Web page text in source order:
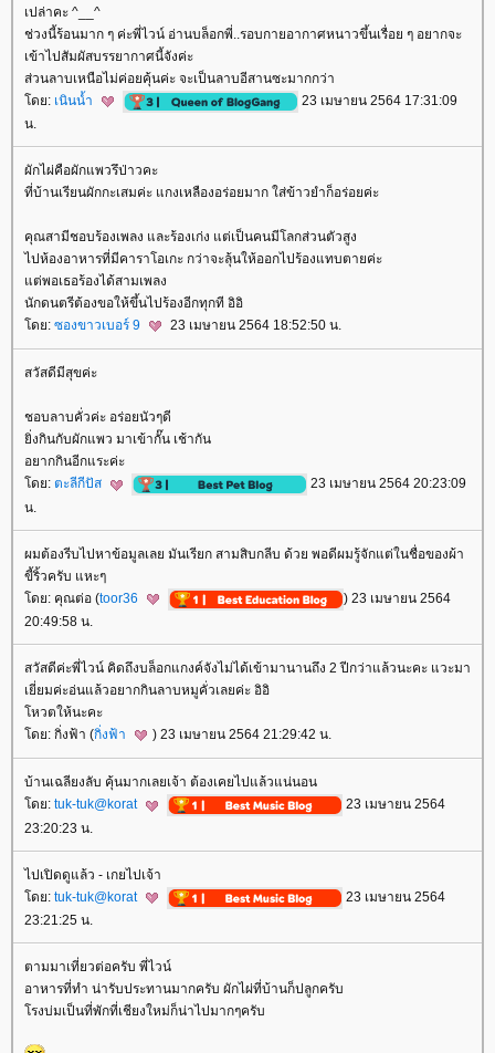
เปล่าคะ ^__^
ช่วงนี้ร้อนมาก ๆ ค่ะพี่ไวน์ อ่านบล็อกพี่..รอบกายอากาศหนาวขึ้นเรื่อย ๆ อยากจะ
เข้าไปสัมผัสบรรยากาศนี้จังค่ะ
ส่วนลาบเหนือไม่ค่อยคุ้นค่ะ จะเป็นลาบอีสานซะมากกว่า
ดย: เนินน้ำ
23 เมษายน 2564 17:31:09
น.
ผักไผ่คือผักแพวรึป่าวคะ
ที่บ้านเรียนผักกะเสมค่ะ แกงเหลืองอร่อยมาก ใส่ข้าวยำก็อร่อยค่ะ
คุณสามีชอบร้องเพลง และร้องเก่ง แต่เป็นคนมีโลกส่วนตัวสูง
ไปห้องอาหารที่มีคาราโอเกะ กว่าจะลุ้นให้ออกไปร้องแทบตายค่ะ
ต่พอเธอร้องได้สามเพลง
นักดนตรีต้องขอให้ขึ้นไปร้องอีกทุกที อิอิ
ดย: ซองขาวเบอร์ 9 23 เมษายน 2564 18:52:50 น.
สวัสดีมีสุขค่ะ
ชอบลาบคั่วค่ะ อร่อยนัวๆดี
ิ่งกินกับผักแพว มาเข้ากั๊น เช้ากัน
อยากกินอีกแระค่ะ
ดย: ตะลีกีปัส
23 เมษายน 2564 20:23:09
น.
ผมต้องรีบไปหาข้อมูลเลย มันเรียก สามสิบกลีบ ด้วย พอดีผมรู้จักแต่ในชื่อของผ้า
ขี้ริ้วครับ แหะๆ
ดย: คุณต่อ (toor36
) 23 เมษายน 2564
20:49:58 น.
สวัสดีค่ะพี่ไวน์ คิดถึงบล็อกแกงค์จังไม่ได้เข้ามานานถึง 2 ปีกว่าแล้วนะคะ แวะมา
เยี่ยมค่ะอ่นแล้วอยากกินลาบหมูคั่วเลยค่ะ อิอิ
หวตให้นะคะ
ดย: กิ่งฟ้า (กิ่งฟ้า ) 23 เมษายน 2564 21:29:42 น.
บ้านเฉลียงลับ คุ้นมากเลยเจ้า ต้องเคยไปแล้วแน่นอน
ดย: tuk-tuk@korat
23 เมษายน 2564
23:20:23 น.
ไปเปิดดูแล้ว - เกยไปเจ้า
ดย: tuk-tuk@korat
23 เมษายน 2564
23:21:25 น.
ตามมาเที่ยวต่อครับ พี่ไวน์
อาหารที่ทำ น่ารับประทานมากครับ ผักไผ่ที่บ้านก็ปลูกครับ
รงบ่มเป็นที่พักที่เชียงใหม่ก็น่าไปมากๆครับ